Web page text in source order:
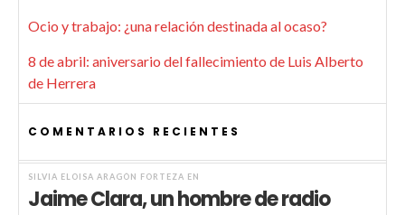
Ocio y trabajo: ¿una relación destinada al ocaso?
8 de abril: aniversario del fallecimiento de Luis Alberto
de Herrera
COMENTARIOS RECIENTES
SILVIA ELOISA ARAGÓN FORTEZA EN
Jaime Clara, un hombre de radio